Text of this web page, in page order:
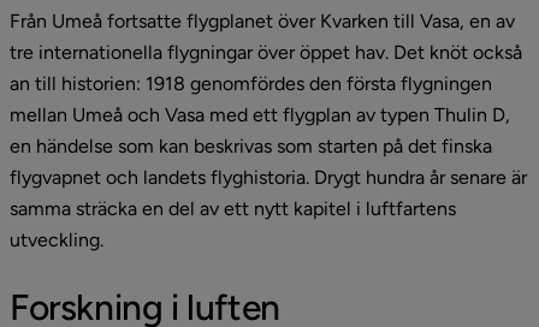
Från Umeå fortsatte flygplanet över Kvarken till Vasa, en av
tre internationella flygningar över öppet hav. Det knöt också
an till historien: 1918 genomfördes den första flygningen
mellan Umeå och Vasa med ett flygplan av typen Thulin D,
en händelse som kan beskrivas som starten på det finska
flygvapnet och landets flyghistoria. Drygt hundra år senare är
samma sträcka en del av ett nytt kapitel i luftfartens
utveckling.
Forskning i luften